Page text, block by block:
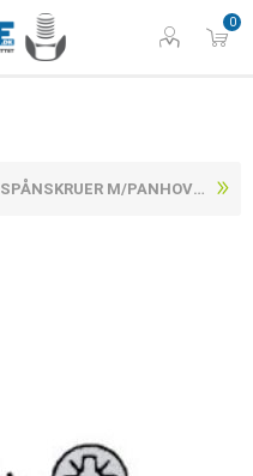
0
SPÅNSKRUER M/PANHOVEDET POZIDRIV Z RUSTFRI A2 CE/EN 14592 4,5X16-Z (1000 STK)